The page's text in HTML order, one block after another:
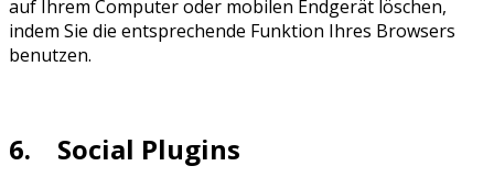
auf Ihrem Computer oder mobilen Endgerät löschen,
indem Sie die entsprechende Funktion Ihres Browsers
benutzen.
6. Social Plugins